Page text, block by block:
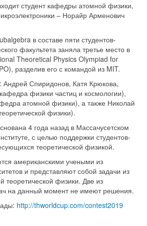
студент кафедры атомной физики,
– Норайр Арменович
в составе пяти студентов-
факультета заняла третье место в
Theoretical Physics Olympiad for
разделив его с командой из MIT.
Андрей Спиридонов, Катя Крюкова,
физики частиц и космологии),
атомной физики), а также Николай
физики).
4 года назад в Массачусетском
с целью поддержки студентов-
теоретической физикой.
американскими учеными из
и представляют собой задачи из
теоретической физики. Две из
на данный момент не имеют решения.
http://thworldcup.com/contest2019